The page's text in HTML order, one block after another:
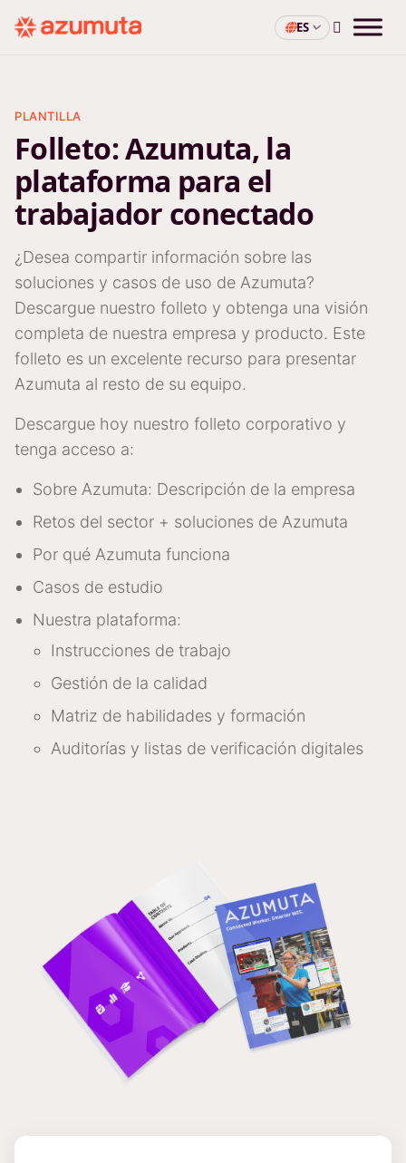
ES
PLANTILLA
Folleto: Azumuta, la
plataforma para el
trabajador conectado
¿Desea compartir información sobre las
soluciones y casos de uso de Azumuta?
Descargue nuestro folleto y obtenga una visión
completa de nuestra empresa y producto. Este
folleto es un excelente recurso para presentar
Azumuta al resto de su equipo.
Descargue hoy nuestro folleto corporativo y
tenga acceso a:
Sobre Azumuta: Descripción de la empresa
Retos del sector + soluciones de Azumuta
Por qué Azumuta funciona
Casos de estudio
Nuestra plataforma:
Instrucciones de trabajo
Gestión de la calidad
Matriz de habilidades y formación
Auditorías y listas de verificación digitales